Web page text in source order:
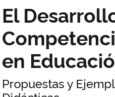
El
en
Propuestas y